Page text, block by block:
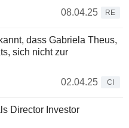
08.04.25
RE
dass Gabriela Theus,
sich nicht zur
02.04.25
CI
Director Investor